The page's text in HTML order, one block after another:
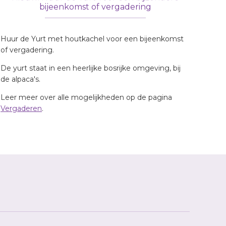
bijeenkomst of vergadering
Huur de Yurt met houtkachel voor een bijeenkomst
of vergadering.
De yurt staat in een heerlijke bosrijke omgeving, bij
de alpaca's.
Leer meer over alle mogelijkheden op de pagina
Vergaderen.